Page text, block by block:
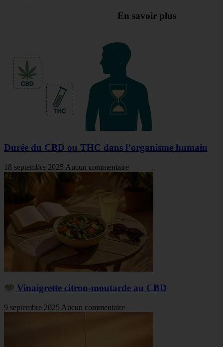
En savoir plus
Durée du CBD ou THC dans l’organisme humain
18 septembre 2025 Aucun commentaire
Vinaigrette citron-moutarde au CBD
9 septembre 2025 Aucun commentaire